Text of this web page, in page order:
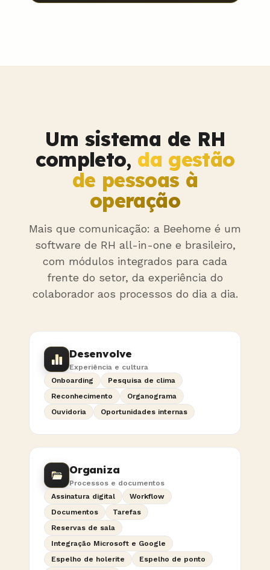
Um sistema de RH
completo, da gestão
de pessoas à
operação
Mais que comunicação: a Beehome é um
software de RH all-in-one e brasileiro,
com módulos integrados para cada
frente do setor, da experiência do
colaborador aos processos do dia a dia.
Desenvolve
Experiência e cultura
Onboarding
Pesquisa de clima
Reconhecimento
Organograma
Ouvidoria
Oportunidades internas
Organiza
Processos e documentos
Assinatura digital
Workflow
Documentos
Tarefas
Reservas de sala
Integração Microsoft e Google
Espelho de holerite
Espelho de ponto